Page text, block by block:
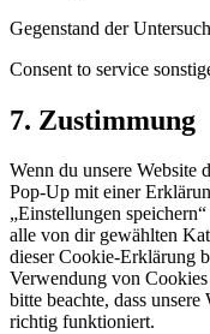
Gegenstand der
Consent to service
7. Zustimmung
Wenn du unsere Website
Pop-Up mit einer
„Einstellungen
alle von dir gewählten
dieser Cookie-Erklärung
Verwendung von
bitte beachte, dass
richtig funktioniert.